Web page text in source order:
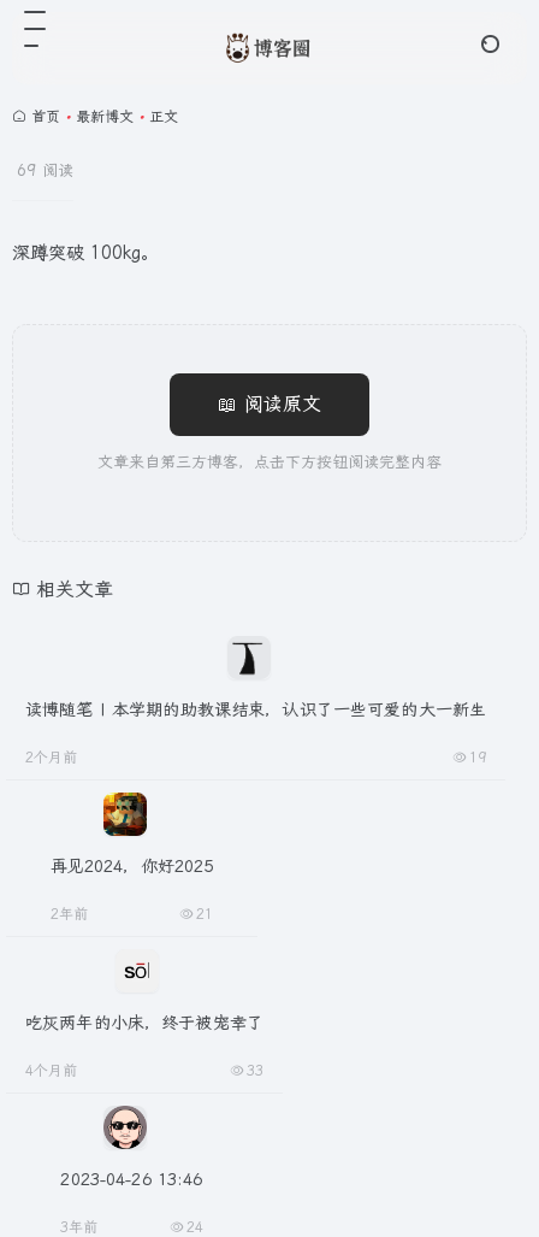
首页 • 最新博文 • 正文
69 阅读
深蹲突破 100kg。
📖 阅读原文
文章来自第三方博客，点击下方按钮阅读完整内容
相关文章
读博随笔 | 本学期的助教课结束，认识了一些可爱的大一新生
2个月前 19
再见2024，你好2025
2年前 21
吃灰两年的小床，终于被宠幸了
4个月前 33
2023-04-26 13:46
3年前 24